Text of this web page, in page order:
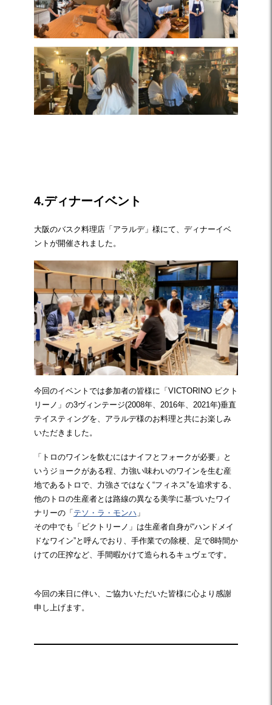
4.ディナーイベント
大阪のバスク料理店「アラルデ」様にて、ディナーイベ
ントが開催されました。
今回のイベントでは参加者の皆様に「VICTORINO ビクト
リーノ」の3ヴィンテージ(2008年、2016年、2021年)垂直
テイスティングを、アラルデ様のお料理と共にお楽しみ
いただきました。
「トロのワインを飲むにはナイフとフォークが必要」と
いうジョークがある程、力強い味わいのワインを生む産
地であるトロで、力強さではなく“フィネス”を追求する、
他のトロの生産者とは路線の異なる美学に基づいたワイ
ナリーの「 テソ・ラ・モンハ 」
その中でも「ビクトリーノ」は生産者自身が“ハンドメイ
ドなワイン”と呼んでおり、手作業での除梗、足で8時間か
けての圧搾など、手間暇かけて造られるキュヴェです。
今回の来日に伴い、ご協力いただいた皆様に心より感謝
申し上げます。